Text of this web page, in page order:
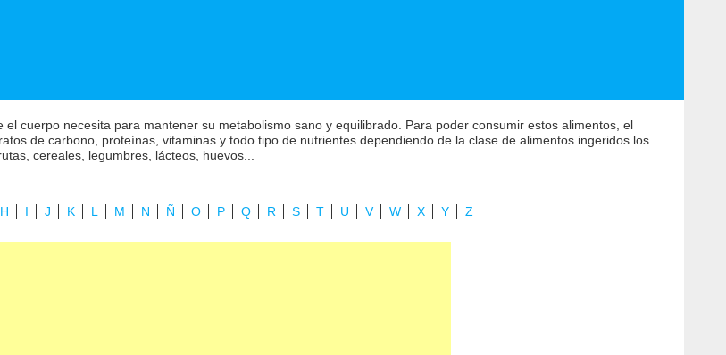
cuerpo necesita para mantener su metabolismo sano y equilibrado. Para poder consumir estos alimentos, el
de carbono, proteínas, vitaminas y todo tipo de nutrientes dependiendo de la clase de alimentos ingeridos los
cereales, legumbres, lácteos, huevos...
H I J K L M N Ñ O P Q R S T U V W X Y Z